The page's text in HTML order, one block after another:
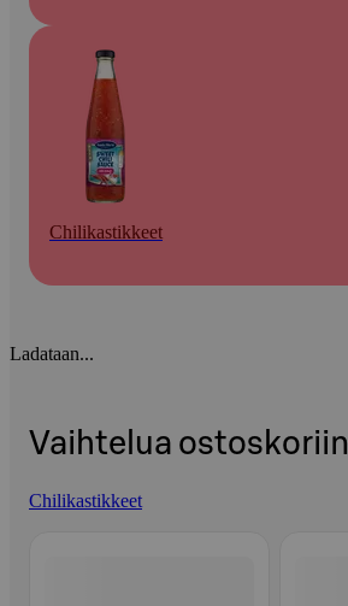
Chilikastikkeet
Ladataan...
Vaihtelua ostoskoriin
Chilikastikkeet